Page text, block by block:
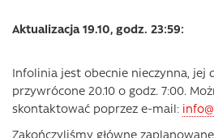
Aktualizacja 19.10, godz. 23:59:
Infolinia jest obecnie nieczynna, jej
przywrócone 20.10 o godz. 7:00.
skontaktować poprzez e-mail:
Zakończyliśmy główne